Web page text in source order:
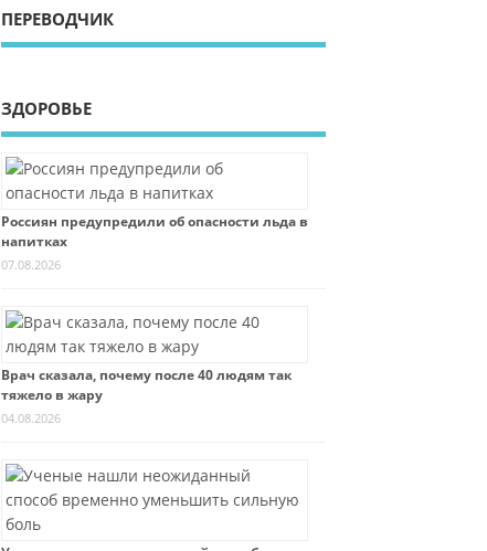
ПЕРЕВОДЧИК
ЗДОРОВЬЕ
Россиян предупредили об опасности льда в
напитках
07.08.2026
Врач сказала, почему после 40 людям так
тяжело в жару
04.08.2026